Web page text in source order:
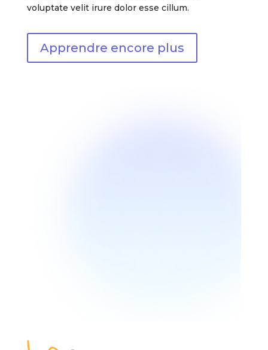
voluptate velit irure dolor esse cillum.
Apprendre encore plus